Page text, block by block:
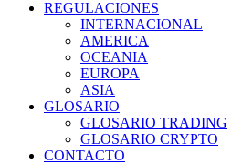
REGULACIONES
INTERNACIONAL
AMERICA
OCEANIA
EUROPA
ASIA
GLOSARIO
GLOSARIO TRADING
GLOSARIO CRYPTO
CONTACTO